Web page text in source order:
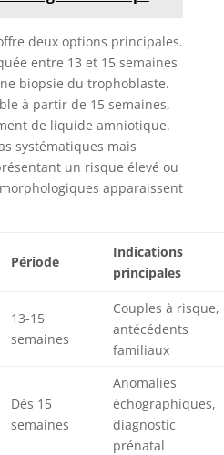
deux options principales.
entre 13 et 15 semaines
biopsie du trophoblaste.
à partir de 15 semaines,
de liquide amniotique.
systématiques mais
un risque élevé ou
apparaissent
Période
Indications
principales
13-15
semaines
Couples à risque,
antécédents
familiaux
Dès 15
semaines
Anomalies
échographiques,
diagnostic
prénatal